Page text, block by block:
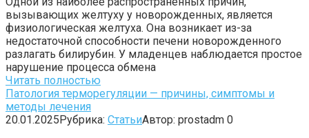
вызывающих желтуху у новорожденных, является
физиологическая желтуха. Она возникает из-за
недостаточной способности печени новорожденного
разлагать билирубин. У младенцев наблюдается простое
нарушение процесса обмена
Читать полностью
Патология терморегуляции — причины, симптомы и
методы лечения
20.01.2025Рубрика: СтатьиАвтор: prostadm 0